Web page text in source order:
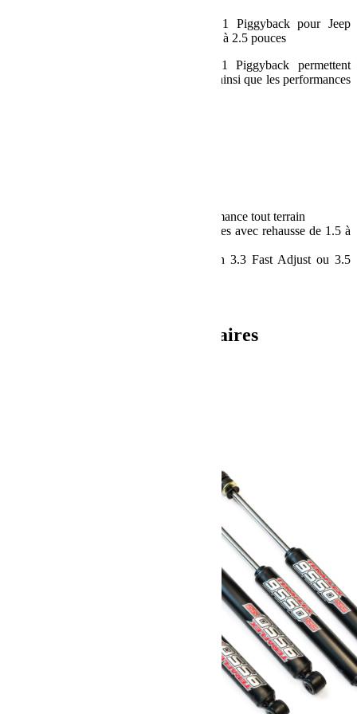
Kit de 4 amortisseurs Falcon Series 3.1 Piggyback pour Jeep
Wrangler JK 4 portes avec rehausse de 1.5 à 2.5 pouces
Le kit d’amortisseurs Falcon Series 3.1 Piggyback permettent
d’améliorer le confort et la tenue de route ainsi que les performances
Améliore confort, tenue de route et performance tout terrain
Compatible avec Jeep Wrangler JK 4 portes avec rehausse de 1.5 à
Possibilité d’upgrade le sélecteur avec un 3.3 Fast Adjust ou 3.5
Informations complémentaires